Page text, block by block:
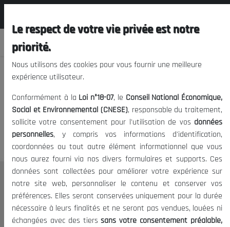
Nous vous prions de nous
excuser, mais l'accès à ce
contenu est restreint.
Le CNESE
A Propos
Le président
Le respect de votre vie privée est notre
priorité.
Nous utilisons des cookies pour vous fournir une meilleure
expérience utilisateur.
Conformément à la Loi n°18-07, le Conseil National Économique,
Social et Environnemental (CNESE), responsable du traitement,
sollicite votre consentement pour l'utilisation de vos données
personnelles, y compris vos informations d'identification,
coordonnées ou tout autre élément informationnel que vous
nous aurez fourni via nos divers formulaires et supports. Ces
données sont collectées pour améliorer votre expérience sur
notre site web, personnaliser le contenu et conserver vos
préférences. Elles seront conservées uniquement pour la durée
nécessaire à leurs finalités et ne seront pas vendues, louées ni
échangées avec des tierssans votre consentement préalable,